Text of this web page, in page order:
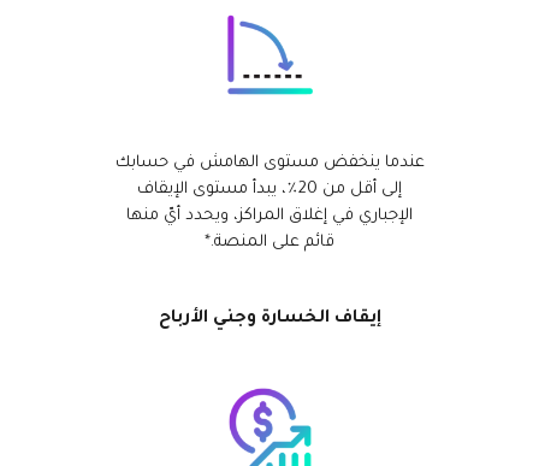
عندما ينخفض مستوى الهامش في حسابك
إلى أقل من 20٪، يبدأ مستوى الإيقاف
الإجباري في إغلاق المراكز، ويحدد أيّ منها
قائم على المنصة.*
إيقاف الخسارة وجني الأرباح